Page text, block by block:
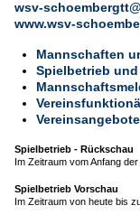
wsv-
www.wsv-
Mannschaften
Spielbetrieb
Spielbetrieb - Rückschau
Im Zeitraum vom Anfang
Spielbetrieb Vorschau
Im Zeitraum von heute bis